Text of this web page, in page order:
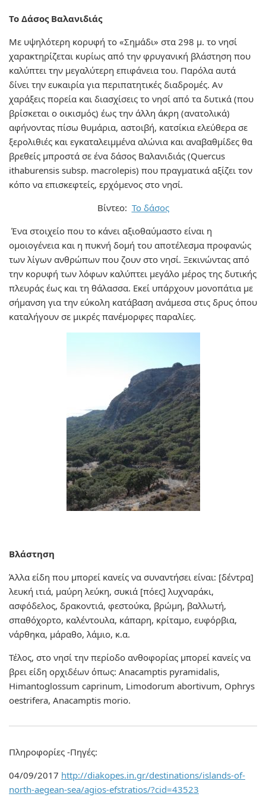
Το Δάσος Βαλανιδιάς
Με υψηλότερη κορυφή το «Σημάδι» στα 298 μ. το νησί
χαρακτηρίζεται κυρίως από την φρυγανική βλάστηση που
καλύπτει την μεγαλύτερη επιφάνεια του. Παρόλα αυτά
δίνει την ευκαιρία για περιπατητικές διαδρομές. Αν
χαράξεις πορεία και διασχίσεις το νησί από τα δυτικά (που
βρίσκεται ο οικισμός) έως την άλλη άκρη (ανατολικά)
αφήνοντας πίσω θυμάρια, αστοιβή, κατσίκια ελεύθερα σε
ξερολιθιές και εγκαταλειμμένα αλώνια και αναβαθμίδες θα
βρεθείς μπροστά σε ένα δάσος Βαλανιδιάς (Quercus
ithaburensis subsp. macrolepis) που πραγματικά αξίζει τον
κόπο να επισκεφτείς, ερχόμενος στο νησί.
Βίντεο: Το δάσος
Ένα στοιχείο που το κάνει αξιοθαύμαστο είναι η
ομοιογένεια και η πυκνή δομή του αποτέλεσμα προφανώς
των λίγων ανθρώπων που ζουν στο νησί. Ξεκινώντας από
την κορυφή των λόφων καλύπτει μεγάλο μέρος της δυτικής
πλευράς έως και τη θάλασσα. Εκεί υπάρχουν μονοπάτια με
σήμανση για την εύκολη κατάβαση ανάμεσα στις δρυς όπου
καταλήγουν σε μικρές πανέμορφες παραλίες.
Βλάστηση
Άλλα είδη που μπορεί κανείς να συναντήσει είναι: [δέντρα]
λευκή ιτιά, μαύρη λεύκη, συκιά [πόες] λυχναράκι,
ασφόδελος, δρακοντιά, φεστούκα, βρώμη, βαλλωτή,
σπαθόχορτο, καλέντουλα, κάπαρη, κρίταμο, ευφόρβια,
νάρθηκα, μάραθο, λάμιο, κ.α.
Τέλος, στο νησί την περίοδο ανθοφορίας μπορεί κανείς να
βρει είδη ορχιδέων όπως: Anacamptis pyramidalis,
Himantoglossum caprinum, Limodorum abortivum, Ophrys
oestrifera, Anacamptis morio.
Πληροφορίες -Πηγές:
04/09/2017 http://diakopes.in.gr/destinations/islands-of-
north-aegean-sea/agios-efstratios/?cid=43523